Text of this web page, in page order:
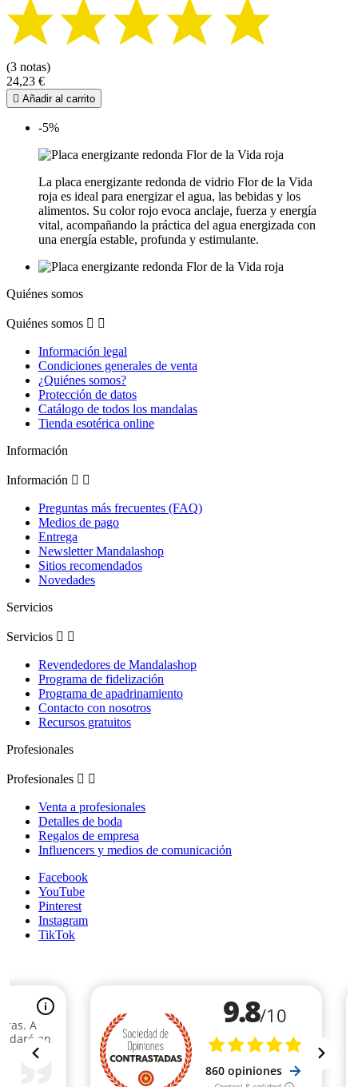
(3 notas)
24,23 €
 Añadir al carrito
-5%
La placa energizante redonda de vidrio Flor de la Vida
roja es ideal para energizar el agua, las bebidas y los
alimentos. Su color rojo evoca anclaje, fuerza y energía
vital, acompañando la práctica del agua energizada con
una energía estable, profunda y estimulante.
Quiénes somos
Quiénes somos  
Información legal
Condiciones generales de venta
¿Quiénes somos?
Protección de datos
Catálogo de todos los mandalas
Tienda esotérica online
Información
Información  
Preguntas más frecuentes (FAQ)
Medios de pago
Entrega
Newsletter Mandalashop
Sitios recomendados
Novedades
Servicios
Servicios  
Revendedores de Mandalashop
Programa de fidelización
Programa de apadrinamiento
Contacto con nosotros
Recursos gratuitos
Profesionales
Profesionales  
Venta a profesionales
Detalles de boda
Regalos de empresa
Influencers y medios de comunicación
Facebook
YouTube
Pinterest
Instagram
TikTok